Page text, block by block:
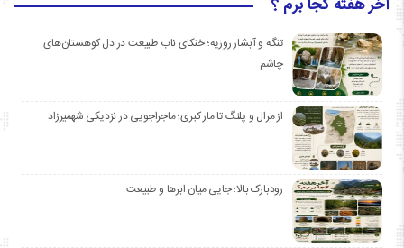
آخر هفته کجا برم ؟
تنگه و آبشار روزیه؛ خنکای ناب طبیعت در دل کوهستان‌های
چاشم
از مرال و پلنگ تا مار کبری؛ ماجراجویی در نزدیکی شهمیرزاد
رودبارک بالا؛ جایی میان ابرها و طبیعت